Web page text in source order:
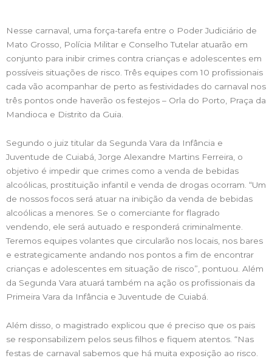
Nesse carnaval, uma força-tarefa entre o Poder Judiciário de
Mato Grosso, Polícia Militar e Conselho Tutelar atuarão em
conjunto para inibir crimes contra crianças e adolescentes em
possíveis situações de risco. Três equipes com 10 profissionais
cada vão acompanhar de perto as festividades do carnaval nos
três pontos onde haverão os festejos – Orla do Porto, Praça da
Mandioca e Distrito da Guia.
Segundo o juiz titular da Segunda Vara da Infância e
Juventude de Cuiabá, Jorge Alexandre Martins Ferreira, o
objetivo é impedir que crimes como a venda de bebidas
alcoólicas, prostituição infantil e venda de drogas ocorram. “Um
de nossos focos será atuar na inibição da venda de bebidas
alcoólicas a menores. Se o comerciante for flagrado
vendendo, ele será autuado e responderá criminalmente.
Teremos equipes volantes que circularão nos locais, nos bares
e estrategicamente andando nos pontos a fim de encontrar
crianças e adolescentes em situação de risco”, pontuou. Além
da Segunda Vara atuará também na ação os profissionais da
Primeira Vara da Infância e Juventude de Cuiabá.
Além disso, o magistrado explicou que é preciso que os pais
se responsabilizem pelos seus filhos e fiquem atentos. “Nas
festas de carnaval sabemos que há muita exposição ao risco.